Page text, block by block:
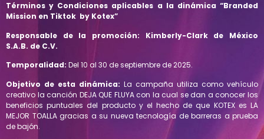
Términos y Condiciones aplicables a la dinámica “Branded
Mission en Tiktok by Kotex”
Responsable de la promoción: Kimberly-Clark de México
S.A.B. de C.V.
Temporalidad: Del 10 al 30 de septiembre de 2025.
Objetivo de esta dinámica: La campaña utiliza como vehículo
creativo la canción DEJA QUE FLUYA con la cual se dan a conocer los
beneficios puntuales del producto y el hecho de que KOTEX es LA
MEJOR TOALLA gracias a su nueva tecnología de barreras a prueba
de bajón.